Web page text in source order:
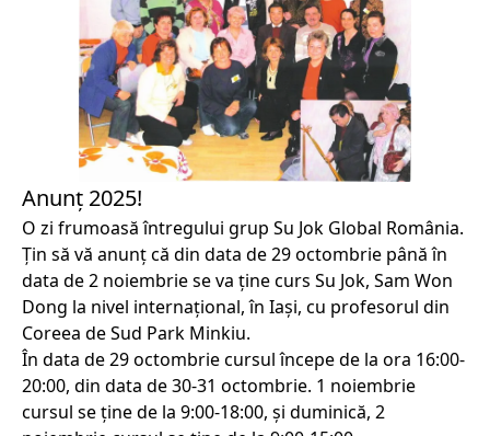
Anunț 2025!
O zi frumoasă întregului grup Su Jok Global România.
Țin să vă anunț că din data de 29 octombrie până în
data de 2 noiembrie se va ține curs Su Jok, Sam Won
Dong la nivel internațional, în Iași, cu profesorul din
Coreea de Sud Park Minkiu.
În data de 29 octombrie cursul începe de la ora 16:00-
20:00, din data de 30-31 octombrie. 1 noiembrie
cursul se ține de la 9:00-18:00, și duminică, 2